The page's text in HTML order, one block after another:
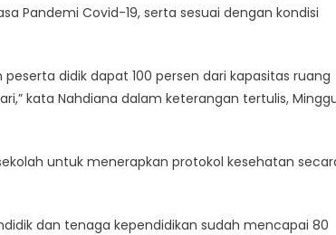
Pandemi Covid-19, serta sesuai dengan kondisi
didik dapat 100 persen dari kapasitas ruang
kata Nahdiana dalam keterangan tertulis,
untuk menerapkan protokol kesehatan
dan tenaga kependidikan sudah mencapai 80